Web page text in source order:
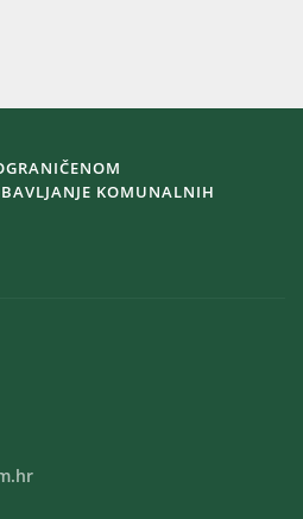
KOMUNALNIH